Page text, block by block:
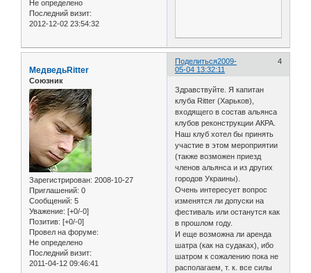
Не определено
Последний визит:
2012-12-02 23:54:32
Поделиться 4
2009-
05-04 13:32:11
МедведьRitter
Союзник
Зарегистрирован: 2008-10-27
Приглашений: 0
Сообщений: 5
Уважение: [+0/-0]
Позитив: [+0/-0]
Провел на форуме:
Не определено
Последний визит:
2011-04-12 09:46:41
Здравствуйте. Я капитан
клуба Ritter (Харьков),
входящего в состав альянса
клубов реконструкции АКРА.
Наш клуб хотел бы принять
участие в этом мероприятии
(также возможен приезд
членов альянса и из других
городов Украины).
Очень интересует вопрос
изменятся ли допуски на
фестиваль или останутся как
в прошлом году.
И еще возможна ли аренда
шатра (как на судаках), ибо
шатром к сожалению пока не
располагаем, т. к. все силы